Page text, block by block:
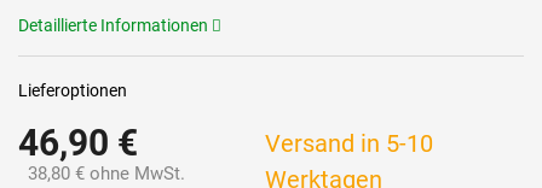
46,90 €
38,80 € ohne MwSt.
Versand in 5-10
Werktagen
Lieferoptionen
Detaillierte Informationen